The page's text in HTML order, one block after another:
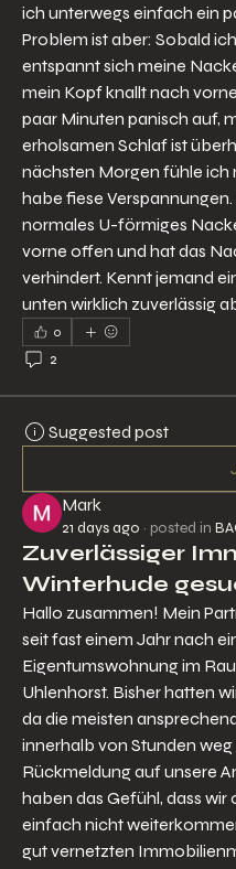
ich unterwegs einfach ein
Problem ist aber: Sobald
entspannt sich meine
mein Kopf knallt nach
paar Minuten panisch auf,
erholsamen Schlaf ist
nächsten Morgen fühle ich
habe fiese
normales U-förmiges
vorne offen und hat das
verhindert. Kennt jemand
unten wirklich zuverlässig
0
2
Suggested post
Mark
21 days ago · posted in
Zuverlässiger
Winterhude
Hallo zusammen! Mein
seit fast einem Jahr nach
Eigentumswohnung im
Uhlenhorst. Bisher hatten
da die meisten
innerhalb von Stunden
Rückmeldung auf unsere
haben das Gefühl, dass
einfach nicht
gut vernetzten